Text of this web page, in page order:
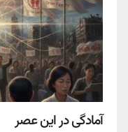
آمادگی در این عصر